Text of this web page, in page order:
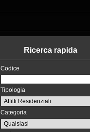
Ricerca rapida
Codice
Tipologia
Categoria